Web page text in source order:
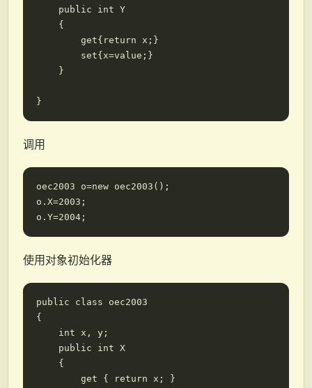
    public int Y
    {
        get{return x;}
        set{x=value;}
    }
调用
oec2003 o=new oec2003();
o.X=2003;
使用对象初始化器
public class oec2003
{
    int x, y;
    public int X
    {
        get { return x; }